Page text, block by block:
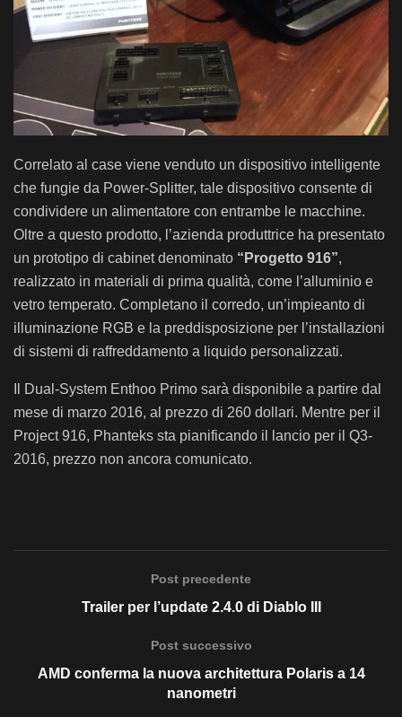
Correlato al case viene venduto un dispositivo intelligente
che fungie da Power-Splitter, tale dispositivo consente di
condividere un alimentatore con entrambe le macchine.
Oltre a questo prodotto, l’azienda produttrice ha presentato
un prototipo di cabinet denominato “Progetto 916”,
realizzato in materiali di prima qualità, come l’alluminio e
vetro temperato. Completano il corredo, un’impieanto di
illuminazione RGB e la preddisposizione per l’installazioni
di sistemi di raffreddamento a liquido personalizzati.
Il Dual-System Enthoo Primo sarà disponibile a partire dal
mese di marzo 2016, al prezzo di 260 dollari. Mentre per il
Project 916, Phanteks sta pianificando il lancio per il Q3-
2016, prezzo non ancora comunicato.
Post precedente
Trailer per l’update 2.4.0 di Diablo III
Post successivo
AMD conferma la nuova architettura Polaris a 14
nanometri